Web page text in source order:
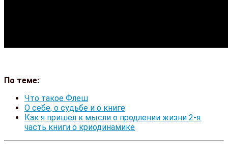
По теме:
Что такое Флеш
О себе, о судьбе и о книге
Как я пришел к мысли о продлении жизни 2-я
часть книги о криодинамике